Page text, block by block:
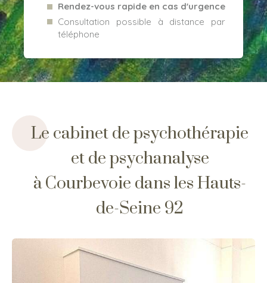
Rendez-vous rapide en cas d'urgence
Consultation possible à distance par
téléphone
Le cabinet de psychothérapie
et de psychanalyse
à Courbevoie dans les Hauts-
de-Seine 92